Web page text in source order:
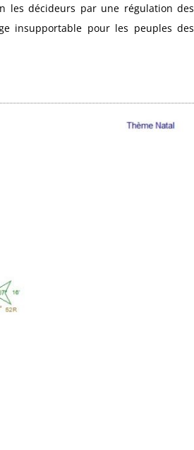
les décideurs par une régulation des
insupportable pour les peuples des